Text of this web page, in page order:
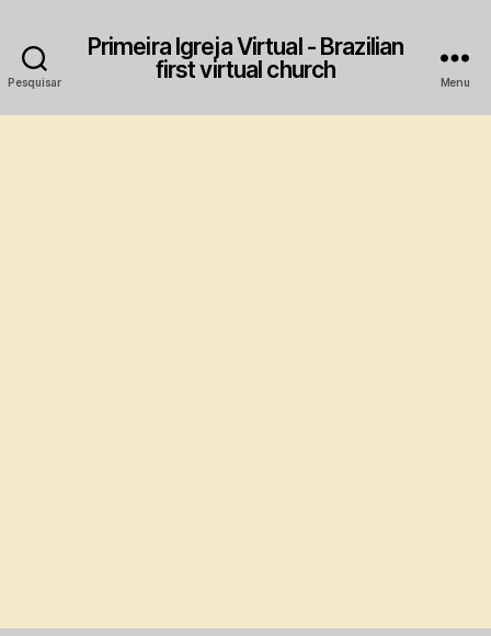
Pesquisar
Primeira Igreja Virtual - Brazilian
first virtual church
Menu